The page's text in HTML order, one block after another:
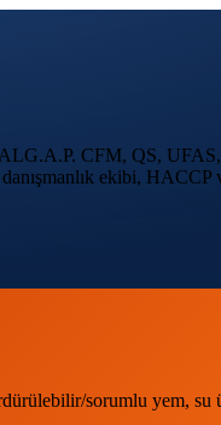
CFM, QS,
ekibi, HACCP
sorumlu yem, su